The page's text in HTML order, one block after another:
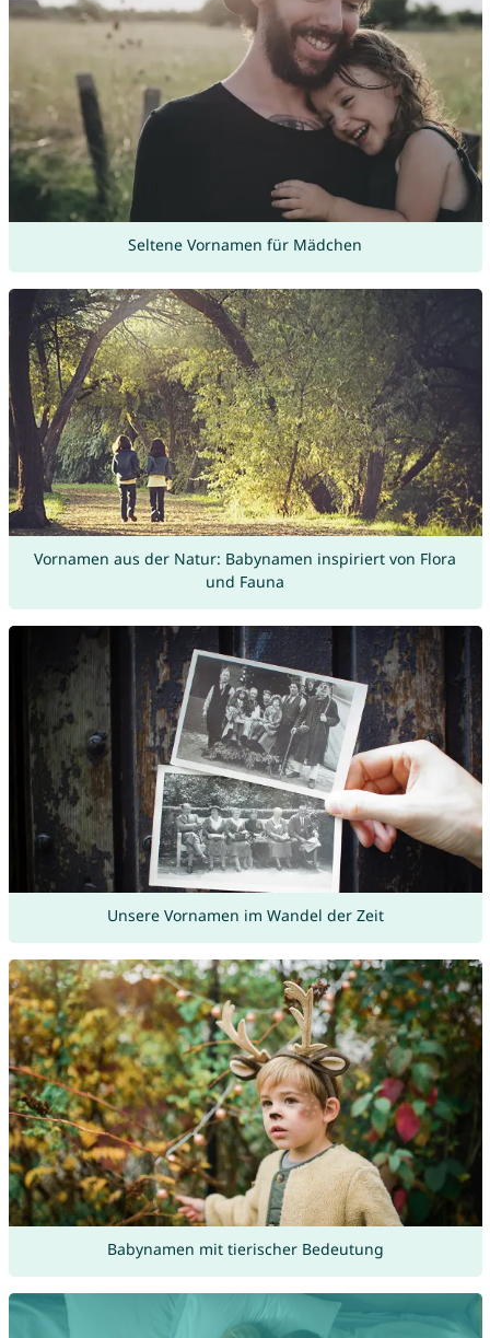
Seltene Vornamen für Mädchen
Vornamen aus der Natur: Babynamen inspiriert von Flora
und Fauna
Unsere Vornamen im Wandel der Zeit
Babynamen mit tierischer Bedeutung